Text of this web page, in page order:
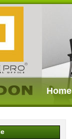
Home